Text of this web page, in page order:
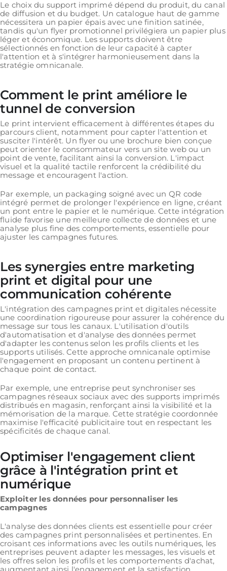
Le choix du support imprimé dépend du produit, du canal
de diffusion et du budget. Un catalogue haut de gamme
nécessitera un papier épais avec une finition satinée,
tandis qu'un flyer promotionnel privilégiera un papier plus
léger et économique. Les supports doivent être
sélectionnés en fonction de leur capacité à capter
l'attention et à s'intégrer harmonieusement dans la
stratégie omnicanale.
Comment le print améliore le
tunnel de conversion
Le print intervient efficacement à différentes étapes du
parcours client, notamment pour capter l'attention et
susciter l'intérêt. Un flyer ou une brochure bien conçue
peut orienter le consommateur vers un site web ou un
point de vente, facilitant ainsi la conversion. L'impact
visuel et la qualité tactile renforcent la crédibilité du
message et encouragent l'action.
Par exemple, un packaging soigné avec un QR code
intégré permet de prolonger l'expérience en ligne, créant
un pont entre le papier et le numérique. Cette intégration
fluide favorise une meilleure collecte de données et une
analyse plus fine des comportements, essentielle pour
ajuster les campagnes futures.
Les synergies entre marketing
print et digital pour une
communication cohérente
L'intégration des campagnes print et digitales nécessite
une coordination rigoureuse pour assurer la cohérence du
message sur tous les canaux. L'utilisation d'outils
d'automatisation et d'analyse des données permet
d'adapter les contenus selon les profils clients et les
supports utilisés. Cette approche omnicanale optimise
l'engagement en proposant un contenu pertinent à
chaque point de contact.
Par exemple, une entreprise peut synchroniser ses
campagnes réseaux sociaux avec des supports imprimés
distribués en magasin, renforçant ainsi la visibilité et la
mémorisation de la marque. Cette stratégie coordonnée
maximise l'efficacité publicitaire tout en respectant les
spécificités de chaque canal.
Optimiser l'engagement client
grâce à l'intégration print et
numérique
Exploiter les données pour personnaliser les
campagnes
L'analyse des données clients est essentielle pour créer
des campagnes print personnalisées et pertinentes. En
croisant ces informations avec les outils numériques, les
entreprises peuvent adapter les messages, les visuels et
les offres selon les profils et les comportements d'achat,